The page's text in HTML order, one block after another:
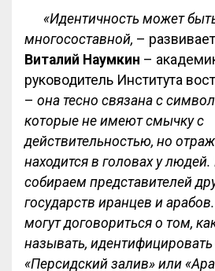
«Идентичность может
многосоставной, –
Виталий Наумкин –
руководитель Института
– она тесно связана с
которые не имеют смычку с
действительностью, но
находится в головах у
собираем представителей
государств иранцев и
могут договориться о том,
называть, идентифицировать
«Персидский залив» или